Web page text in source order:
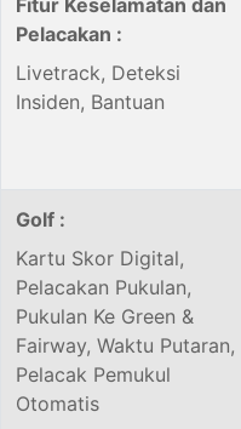
Fitur Keselamatan dan
Pelacakan :
Livetrack, Deteksi
Insiden, Bantuan
Golf :
Kartu Skor Digital,
Pelacakan Pukulan,
Pukulan Ke Green &
Fairway, Waktu Putaran,
Pelacak Pemukul
Otomatis